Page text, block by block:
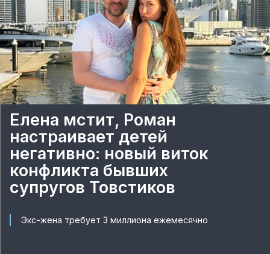
Елена мстит, Роман
настраивает детей
негативно: новый виток
конфликта бывших
супругов Товстиков
Экс-жена требует 3 миллиона ежемесячно